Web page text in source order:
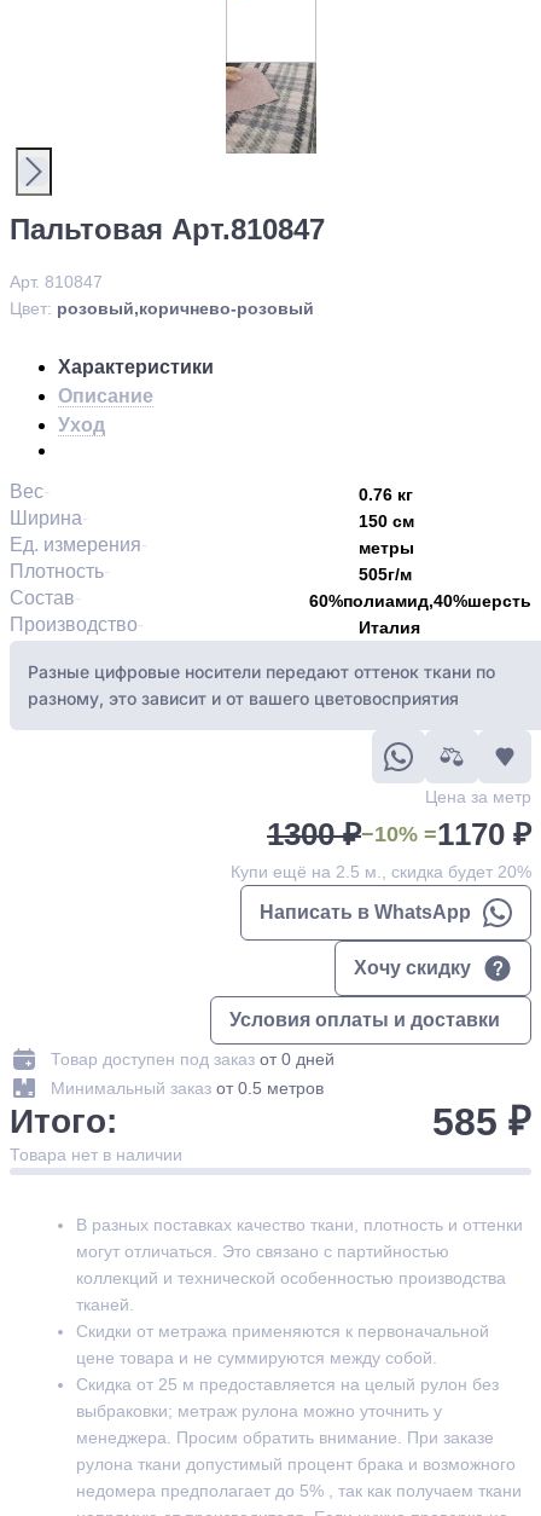
Пальтовая Арт.810847
Арт. 810847
Цвет: розовый,коричнево-розовый
Характеристики
Описание
Уход
Вес 0.76 кг
Ширина 150 см
Ед. измерения метры
Плотность 505г/м
Состав 60%полиамид,40%шерсть
Производство Италия
Разные цифровые носители передают оттенок ткани по
разному, это зависит и от вашего цветовосприятия
Цена за метр
1300 ₽−10% =1170 ₽
Купи ещё на 2.5 м., скидка будет 20%
Написать в WhatsApp
Хочу скидку
Условия оплаты и доставки
Товар доступен под заказ от 0 дней
Минимальный заказ от 0.5 метров
Итого: 585 ₽
Товара нет в наличии
В разных поставках качество ткани, плотность и оттенки
могут отличаться. Это связано с партийностью
коллекций и технической особенностью производства
тканей.
Скидки от метража применяются к первоначальной
цене товара и не суммируются между собой.
Скидка от 25 м предоставляется на целый рулон без
выбраковки; метраж рулона можно уточнить у
менеджера. Просим обратить внимание. При заказе
рулона ткани допустимый процент брака и возможного
недомера предполагает до 5% , так как получаем ткани